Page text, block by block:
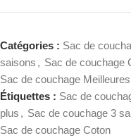
Catégories : Sac de
saisons , Sac de couchage
Sac de couchage
Étiquettes : Sac de
plus , Sac de couchage 3
Sac de couchage Coton